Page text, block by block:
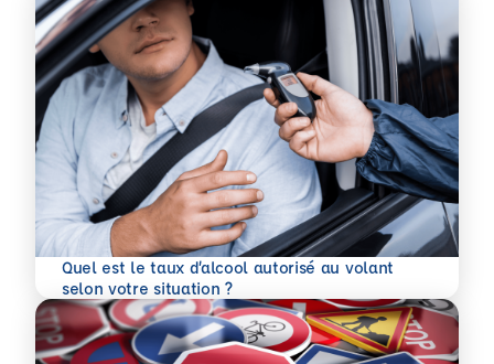
Quel est le taux d’alcool autorisé au volant
selon votre situation ?
En savoir plus